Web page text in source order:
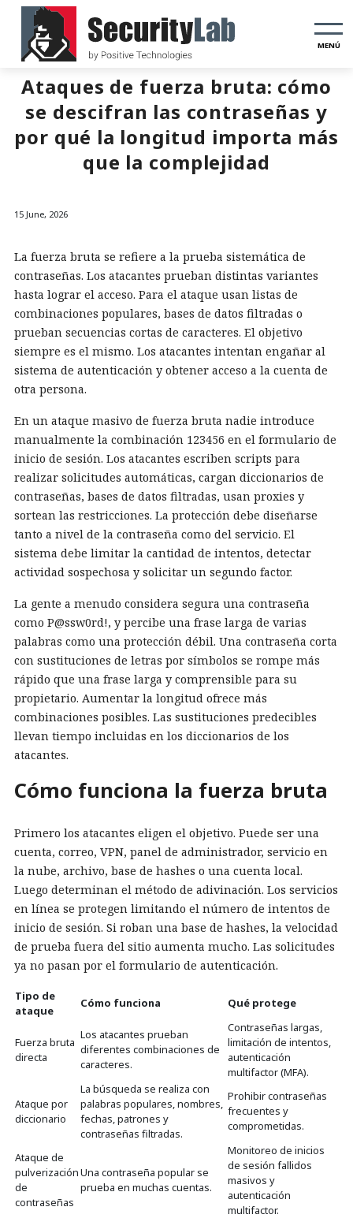
MENÚ
Ataques de fuerza bruta: cómo
se descifran las contraseñas y
por qué la longitud importa más
que la complejidad
15 June, 2026
La fuerza bruta se refiere a la prueba sistemática de
contraseñas. Los atacantes prueban distintas variantes
hasta lograr el acceso. Para el ataque usan listas de
combinaciones populares, bases de datos filtradas o
prueban secuencias cortas de caracteres. El objetivo
siempre es el mismo. Los atacantes intentan engañar al
sistema de autenticación y obtener acceso a la cuenta de
otra persona.
En un ataque masivo de fuerza bruta nadie introduce
manualmente la combinación 123456 en el formulario de
inicio de sesión. Los atacantes escriben scripts para
realizar solicitudes automáticas, cargan diccionarios de
contraseñas, bases de datos filtradas, usan proxies y
sortean las restricciones. La protección debe diseñarse
tanto a nivel de la contraseña como del servicio. El
sistema debe limitar la cantidad de intentos, detectar
actividad sospechosa y solicitar un segundo factor.
La gente a menudo considera segura una contraseña
como P@ssw0rd!, y percibe una frase larga de varias
palabras como una protección débil. Una contraseña corta
con sustituciones de letras por símbolos se rompe más
rápido que una frase larga y comprensible para su
propietario. Aumentar la longitud ofrece más
combinaciones posibles. Las sustituciones predecibles
llevan tiempo incluidas en los diccionarios de los
atacantes.
Cómo funciona la fuerza bruta
Primero los atacantes eligen el objetivo. Puede ser una
cuenta, correo, VPN, panel de administrador, servicio en
la nube, archivo, base de hashes o una cuenta local.
Luego determinan el método de adivinación. Los servicios
en línea se protegen limitando el número de intentos de
inicio de sesión. Si roban una base de hashes, la velocidad
de prueba fuera del sitio aumenta mucho. Las solicitudes
ya no pasan por el formulario de autenticación.
Tipo de
ataque
Cómo funciona Qué protege
Fuerza bruta
directa
Los atacantes prueban
diferentes combinaciones de
caracteres.
Contraseñas largas,
limitación de intentos,
autenticación
multifactor (MFA).
Ataque por
diccionario
La búsqueda se realiza con
palabras populares, nombres,
fechas, patrones y
contraseñas filtradas.
Prohibir contraseñas
frecuentes y
comprometidas.
Ataque de
pulverización
de
contraseñas
Una contraseña popular se
prueba en muchas cuentas.
Monitoreo de inicios
de sesión fallidos
masivos y
autenticación
multifactor.